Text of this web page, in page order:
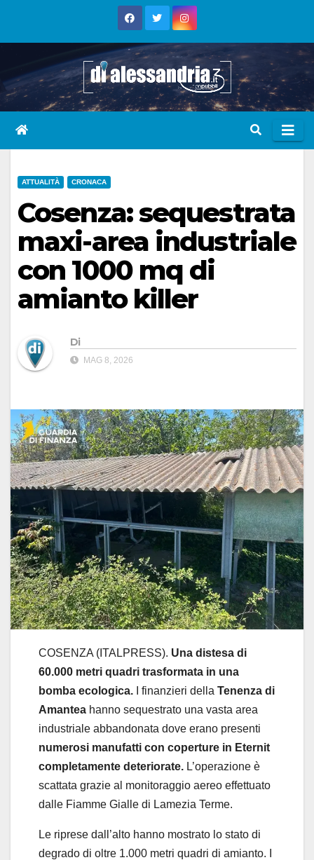
ATTUALITÀ CRONACA
Cosenza: sequestrata
maxi-area industriale
con 1000 mq di
amianto killer
Di
MAG 8, 2026
COSENZA (ITALPRESS). Una distesa di
60.000 metri quadri trasformata in una
bomba ecologica. I finanzieri della Tenenza di
Amantea hanno sequestrato una vasta area
industriale abbandonata dove erano presenti
numerosi manufatti con coperture in Eternit
completamente deteriorate. L’operazione è
scattata grazie al monitoraggio aereo effettuato
dalle Fiamme Gialle di Lamezia Terme.
Le riprese dall’alto hanno mostrato lo stato di
degrado di oltre 1.000 metri quadri di amianto. I